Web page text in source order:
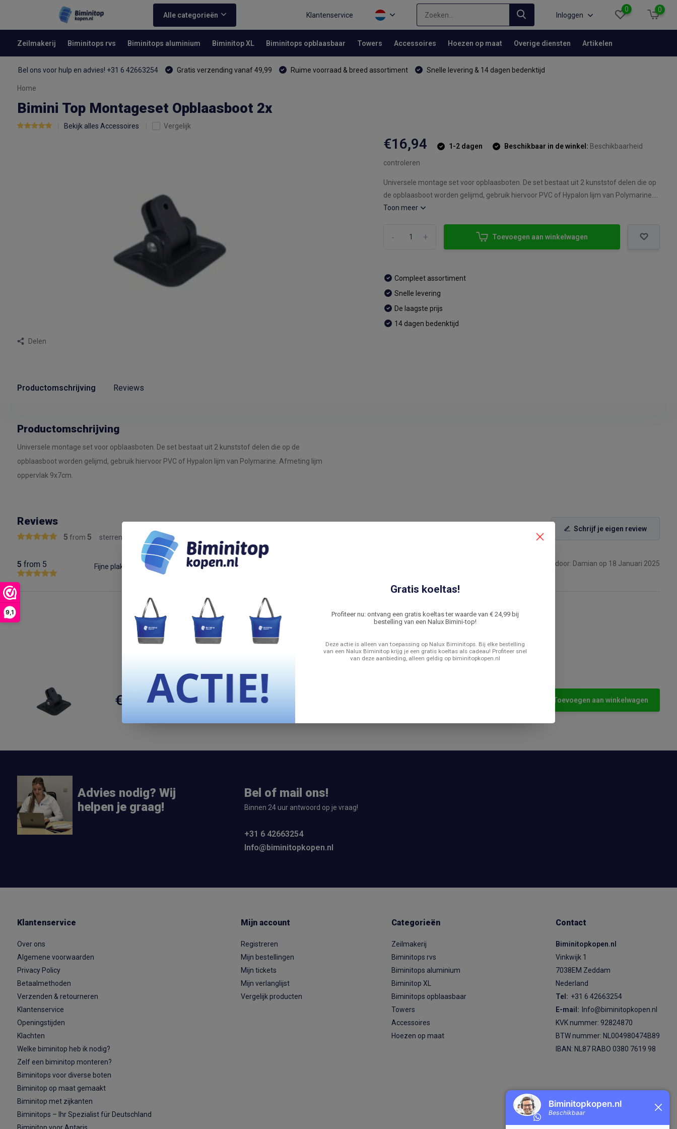
9,1
Alle categorieën Klantenservice Inloggen
0 0
Zeilmakerij Biminitops rvs Biminitops aluminium Biminitop XL Biminitops opblaasbaar Towers Accessoires Hoezen op maat Overige diensten Artikelen
Bel ons voor hulp en advies! +31 6 42663254 Gratis verzending vanaf 49,99 Ruime voorraad & breed assortiment Snelle levering & 14 dagen bedenktijd
Home
Bimini Top Montageset Opblaasboot 2x
Bekijk alles Accessoires Vergelijk
Delen
€16,94 1-2 dagen Beschikbaar in de winkel: Beschikbaarheid
controleren
Universele montage set voor opblaasboten. De set bestaat uit 2 kunststof delen die op
de opblaasboot worden gelijmd, gebruik hiervoor PVC of Hypalon lijm van Polymarine....
Toon meer
+
- Toevoegen aan winkelwagen
Compleet assortiment
Snelle levering
De laagste prijs
14 dagen bedenktijd
Productomschrijving Reviews
Productomschrijving
Universele montage set voor opblaasboten. De set bestaat uit 2 kunststof delen die op de
opblaasboot worden gelijmd, gebruik hiervoor PVC of Hypalon lijm van Polymarine. Afmeting lijm
oppervlak 9x7cm.
Reviews
5 from 5 sterren
Schrijf je eigen review
5 from 5 Fijne plakkers! Gepost door: Damian op 18 Januari 2025
€ 16,94
Bimini Top Montageset Opblaasboot 2x
Standaard
Toevoegen aan winkelwagen
Advies nodig? Wij
helpen je graag!
Bel of mail ons!
Binnen 24 uur antwoord op je vraag!
+31 6 42663254
Info@biminitopkopen.nl
Klantenservice
Over ons
Algemene voorwaarden
Privacy Policy
Betaalmethoden
Verzenden & retourneren
Klantenservice
Openingstijden
Klachten
Welke biminitop heb ik nodig?
Zelf een biminitop monteren?
Biminitops voor diverse boten
Biminitop op maat gemaakt
Biminitop met zijkanten
Biminitops – Ihr Spezialist für Deutschland
Mijn account
Registreren
Mijn bestellingen
Mijn tickets
Mijn verlanglijst
Vergelijk producten
Categorieën
Zeilmakerij
Biminitops rvs
Biminitops aluminium
Biminitop XL
Biminitops opblaasbaar
Towers
Accessoires
Hoezen op maat
Contact
Biminitopkopen.nl
Vinkwijk 1
7038EM Zeddam
Nederland
Tel: +31 6 42663254
E-mail: Info@biminitopkopen.nl
KVK nummer: 92824870
BTW nummer: NL004980474B89
IBAN: NL87 RABO 0380 7619 98
Gratis koeltas!
Profiteer nu: ontvang een gratis koeltas ter waarde van € 24,99 bij
bestelling van een Nalux Bimini-top!
Deze actie is alleen van toepassing op Nalux Biminitops. Bij elke bestelling
van een Nalux Biminitop krijg je een gratis koeltas als cadeau! Profiteer snel
van deze aanbieding, alleen geldig op biminitopkopen.nl